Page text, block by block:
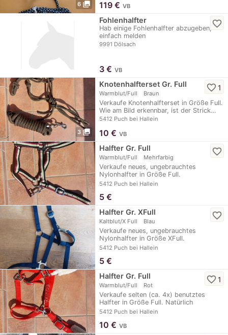
6 photo_library 119 € VB
Fohlenhalfter
Hab einige Fohlenhalfter abzugeben,
einfach melden
9991 Dölsach
favorite_border
3 € VB
3 photo_library
Knotenhalfterset Gr. Full
Warmblut/Full Braun
Verkaufe Knotenhalfterset in Größe Full.
Wie am Bild erkennbar, ist der Strick…
5412 Puch bei Hallein
favorite_border1
10 € VB
Halfter Gr. Full
Warmblut/Full Mehrfarbig
Verkaufe neues, ungebrauchtes
Nylonhalfter in Größe Full.
Privatverkauf, daher…
5412 Puch bei Hallein
favorite_border
5 €
Halfter Gr. XFull
Kaltblut/X Full Blau
Verkaufe neues, ungebrauchtes
Nylonhalfter in Größe XFull.
Privatverkauf, daher…
5412 Puch bei Hallein
favorite_border
5 €
Halfter Gr. Full
Warmblut/Full Rot
Verkaufe selten (ca. 4x) benutztes
Halfter in Größe Full. Natürlich
unbeschädigt und…
5412 Puch bei Hallein
favorite_border1
10 € VB